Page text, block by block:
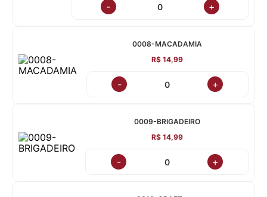
- +
0008-MACADAMIA
R$ 14,99
- +
0009-BRIGADEIRO
R$ 14,99
- +